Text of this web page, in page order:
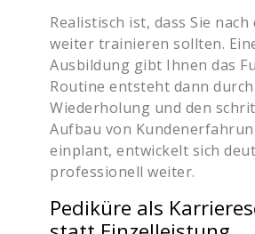
Realistisch ist, dass Sie nach
weiter trainieren sollten.
Ausbildung gibt Ihnen das
Routine entsteht dann
Wiederholung und den
Aufbau von
einplant, entwickelt sich
professionell weiter.
Pediküre als